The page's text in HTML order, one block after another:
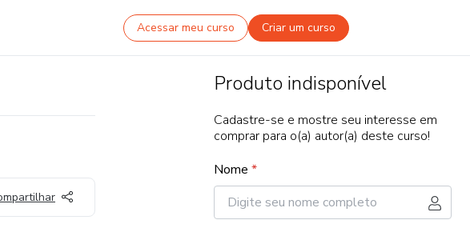
Acessar meu curso Criar um curso
Produto indisponível
Cadastre-se e mostre seu interesse em
comprar para o(a) autor(a) deste curso!
Nome *